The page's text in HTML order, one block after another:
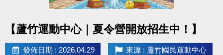
----------------------------
連絡資訊
-洽詢專線：03-2639066 #111、112
【蘆竹運動中心｜夏令營開放招生中！】
發佈日期 : 2026.04.29 來源 : 蘆竹國民運動中心